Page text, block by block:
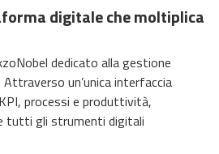
digitale che moltiplica
dedicato alla gestione
un’unica interfaccia
processi e produttività,
tutti gli strumenti digitali